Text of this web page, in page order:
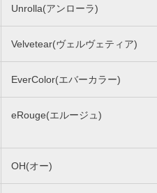
Unrolla(アンローラ)
Velvetear(ヴェルヴェティア)
EverColor(エバーカラー)
eRouge(エルージュ)
OH(オー)